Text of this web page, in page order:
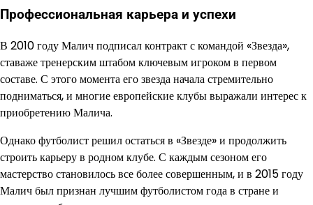
Профессиональная карьера и успехи
В 2010 году Малич подписал контракт с командой «Звезда»,
ставаже тренерским штабом ключевым игроком в первом
составе. С этого момента его звезда начала стремительно
подниматься, и многие европейские клубы выражали интерес к
приобретению Малича.
Однако футболист решил остаться в «Звезде» и продолжить
строить карьеру в родном клубе. С каждым сезоном его
мастерство становилось все более совершенным, и в 2015 году
Малич был признан лучшим футболистом года в стране и